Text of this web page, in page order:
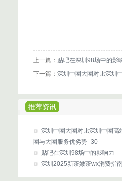
上一篇： 贴吧在深圳98场中的影
下一篇： 深圳中圈大圈对比深圳
推荐资讯
深圳中圈大圈对比深圳中圈高
圈与大圈服务优劣势_30
贴吧在深圳98场中的影响力
深圳2025新茶嫩茶wx消费指南